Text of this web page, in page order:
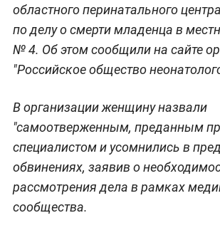
областного перинатального
по делу о смерти младенца в
№ 4. Об этом сообщили на сайте
"Российское общество
В организации женщину назвали
"самоотверженным, преданным
специалистом и усомнились в
обвинениях, заявив о
рассмотрения дела в рамках
сообщества.